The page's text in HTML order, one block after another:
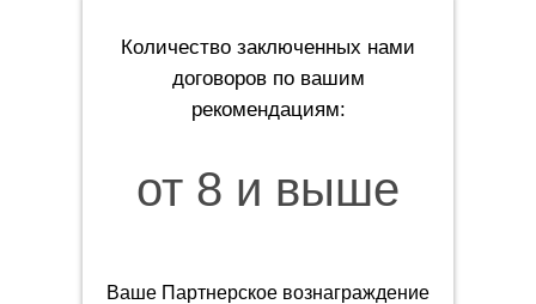
Ваше Партнерское вознаграждение
от 8 и выше
Количество заключенных нами
договоров по вашим
рекомендациям: